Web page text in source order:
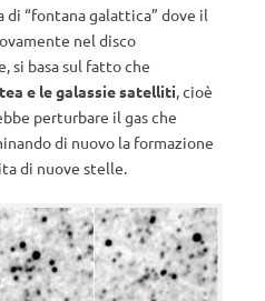
di “fontana galattica” dove il
nel disco
si basa sul fatto che
e le galassie satelliti, cioè
perturbare il gas che
di nuovo la formazione
di nuove stelle.